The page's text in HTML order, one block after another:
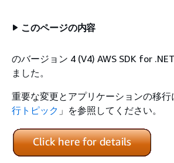
このページの内容
のバージョン 4 (V4) AWS SDK for
ました。
重要な変更とアプリケーションの移行
行トピック 」を参照してください。